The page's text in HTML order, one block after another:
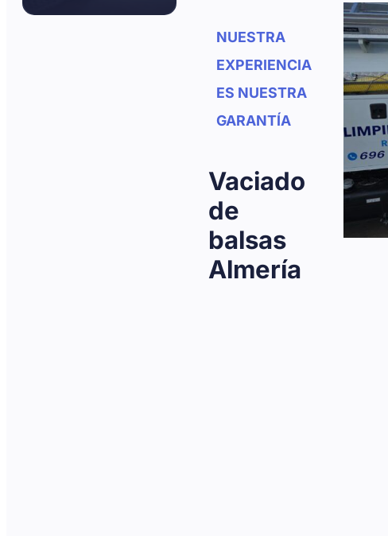
NUESTRA
EXPERIENCIA
ES NUESTRA
GARANTÍA
Vaciado
de
balsas
Almería